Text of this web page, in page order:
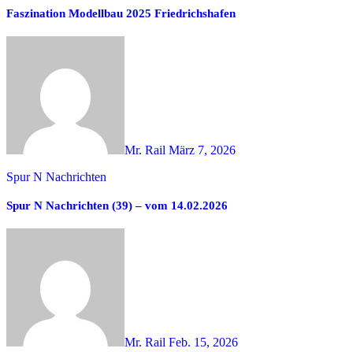
Faszination Modellbau 2025 Friedrichshafen
Mr. Rail März 7, 2026
Spur N Nachrichten
Spur N Nachrichten (39) – vom 14.02.2026
Mr. Rail Feb. 15, 2026